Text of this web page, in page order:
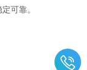
可靠。